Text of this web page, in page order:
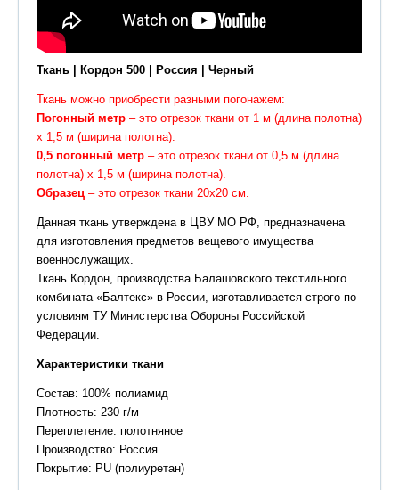
Ткань | Кордон 500 | Россия | Черный
Ткань можно приобрести разными погонажем:
Погонный метр – это отрезок ткани от 1 м (длина полотна)
х 1,5 м (ширина полотна).
0,5 погонный метр – это отрезок ткани от 0,5 м (длина
полотна) х 1,5 м (ширина полотна).
Образец – это отрезок ткани 20х20 см.
Данная ткань утверждена в ЦВУ МО РФ, предназначена
для изготовления предметов вещевого имущества
военнослужащих.
Ткань Кордон, производства Балашовского текстильного
комбината «Балтекс» в России, изготавливается строго по
условиям ТУ Министерства Обороны Российской
Федерации.
Характеристики ткани
Состав: 100% полиамид
Плотность: 230 г/м
Переплетение: полотняное
Производство: Россия
Покрытие: PU (полиуретан)